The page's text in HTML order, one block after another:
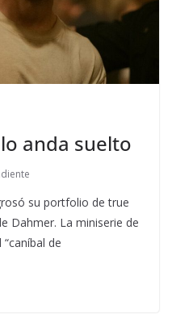
anda suelto
su portfolio de true
Dahmer. La miniserie de
de